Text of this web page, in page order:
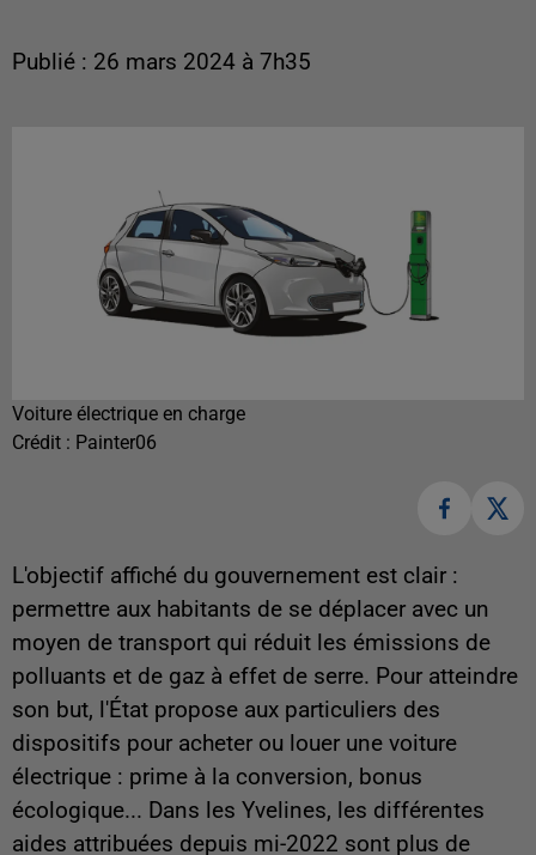
Publié : 26 mars 2024 à 7h35
Voiture électrique en charge
Crédit : Painter06
L'objectif affiché du gouvernement est clair :
permettre aux habitants de se déplacer avec un
moyen de transport qui réduit les émissions de
polluants et de gaz à effet de serre. Pour atteindre
son but, l'État propose aux particuliers des
dispositifs pour acheter ou louer une voiture
électrique : prime à la conversion, bonus
écologique... Dans les Yvelines, les différentes
aides attribuées depuis mi-2022 sont plus de